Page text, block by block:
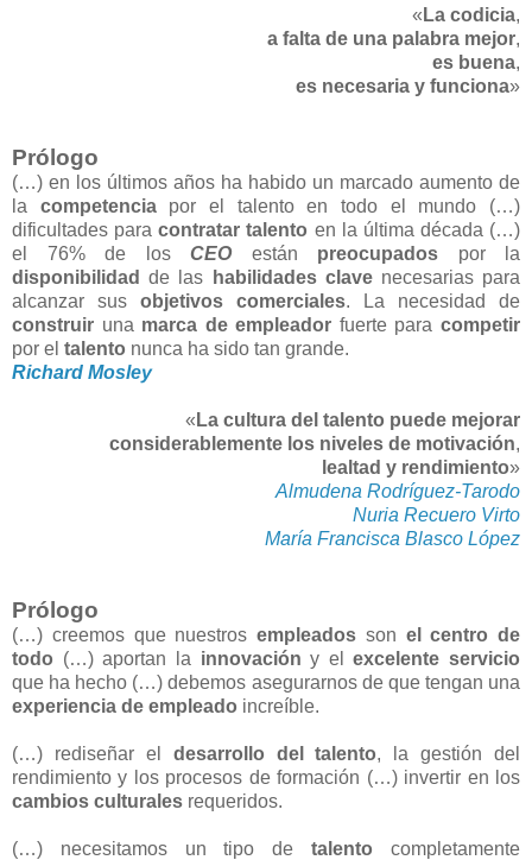
« La codicia,
a falta de una palabra mejor,
es buena,
es necesaria y funciona»
Prólogo
(…) en los últimos años ha habido un marcado aumento de
la competenciapor el talento en todo el mundo (…)
dificultades paracontratar talento en la última década (…)
el 76% de los CEOestán preocupados por la
disponibilidad de las habilidades clavenecesarias para
alcanzar sus objetivos comerciales. La necesidad de
construir una marca de empleador fuerte paracompetir
por el talento nunca ha sido tan grande.
Richard Mosley
« La cultura del talento puede mejorar
considerablemente los niveles de motivación,
lealtad y rendimiento»
Almudena Rodríguez-Tarodo
Nuria Recuero Virto
María Francisca Blasco López
Prólogo
(…) creemos que nuestros empleados son el centro de
todo (…) aportan la innovación y elexcelente servicio
que ha hecho (…) debemos asegurarnos de que tengan una
experiencia de empleado increíble.
(…) rediseñar el desarrollo del talento, la gestión del
rendimiento y los procesos de formación (…) invertir en los
cambios culturales requeridos.
(…) necesitamos un tipo detalento completamente